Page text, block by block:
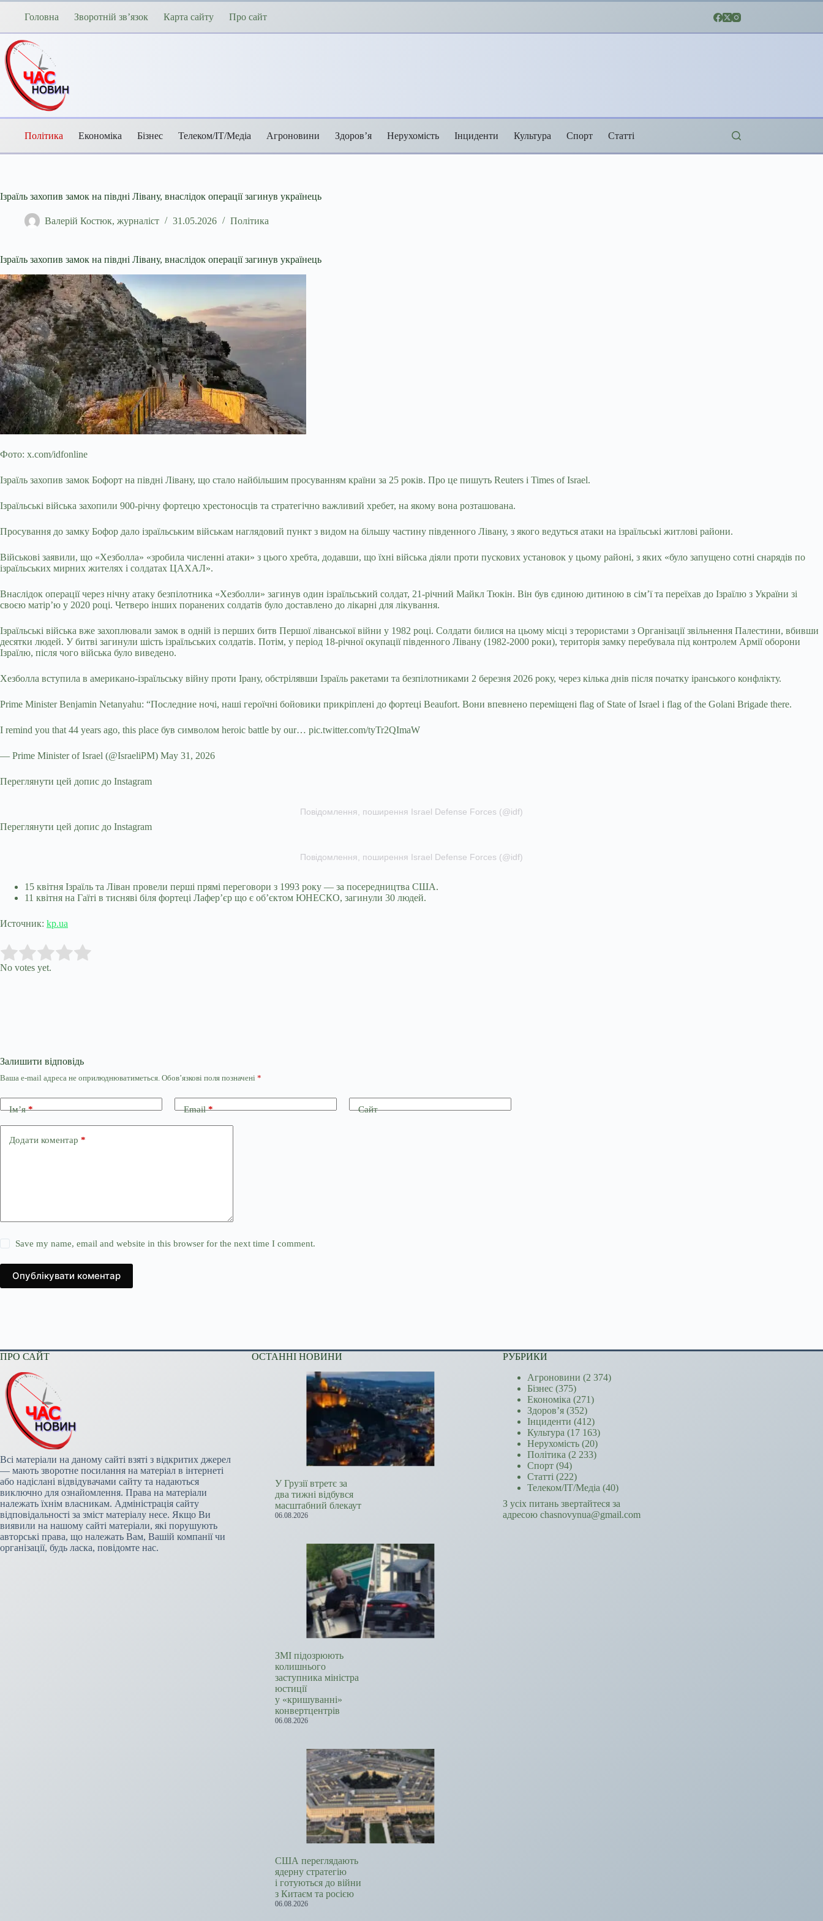
Перейти
Головна Зворотній зв’язок Карта сайту Про сайт
Політика Економіка Бізнес Телеком/ІТ/Медіа Агроновини Здоров’я Нерухомість Інциденти Культура Спорт Статті
Ізраїль захопив замок на півдні Лівану, внаслідок операції загинув українець
Валерій Костюк, журналіст 31.05.2026 Політика
Ізраїль захопив замок на півдні Лівану, внаслідок операції загинув українець
Фото: x.com/idfonline
Ізраїль захопив замок Бофорт на півдні Лівану, що стало найбільшим просуванням країни за 25 років. Про це пишуть Reuters і Times of Israel.
Ізраїльські війська захопили 900-річну фортецю хрестоносців та стратегічно важливий хребет, на якому вона розташована.
Просування до замку Бофор дало ізраїльським військам наглядовий пункт з видом на більшу частину південного Лівану, з якого ведуться атаки на ізраїльські житлові райони.
Військові заявили, що «Хезболла» «зробила численні атаки» з цього хребта, додавши, що їхні війська діяли проти пускових установок у цьому районі, з яких «було запущено сотні снарядів по
ізраїльських мирних жителях і солдатах ЦАХАЛ».
Внаслідок операції через нічну атаку безпілотника «Хезболли» загинув один ізраїльський солдат, 21-річний Майкл Тюкін. Він був єдиною дитиною в сім’ї та переїхав до Ізраїлю з України зі
своєю матір’ю у 2020 році. Четверо інших поранених солдатів було доставлено до лікарні для лікування.
Ізраїльські війська вже захоплювали замок в одній із перших битв Першої ліванської війни у ​​1982 році. Солдати билися на цьому місці з терористами з Організації звільнення Палестини, вбивши
десятки людей. У битві загинули шість ізраїльських солдатів. Потім, у період 18-річної окупації південного Лівану (1982-2000 роки), територія замку перебувала під контролем Армії оборони
Ізраїлю, після чого війська було виведено.
Хезболла вступила в американо-ізраїльську війну проти Ірану, обстрілявши Ізраїль ракетами та безпілотниками 2 березня 2026 року, через кілька днів після початку іранського конфлікту.
Prime Minister Benjamin Netanyahu: “Последние ночі, наші героїчні бойовики прикріплені до фортеці Beaufort. Вони впевнено переміщені flag of State of Israel і flag of the Golani Brigade there.
I remind you that 44 years ago, this place був символом heroic battle by our… pic.twitter.com/tyTr2QImaW
— Prime Minister of Israel (@IsraeliPM) May 31, 2026
Переглянути цей допис до Instagram
Повідомлення, поширення Israel Defense Forces (@idf)
Переглянути цей допис до Instagram
Повідомлення, поширення Israel Defense Forces (@idf)
15 квітня Ізраїль та Ліван провели перші прямі переговори з 1993 року — за посередництва США.
11 квітня на Гаїті в тисняві біля фортеці Лафер’єр що є об’єктом ЮНЕСКО, загинули 30 людей.
Источник: kp.ua
Rate this item:
No votes yet.
Залишити відповідь
Ваша e-mail адреса не оприлюднюватиметься. Обов’язкові поля позначені *
Ім’я* Email* Сайт
Додати коментар *
Save my name, email and website in this browser for the next time I comment.
Опублікувати коментар
ПРО САЙТ
Всі матеріали на даному сайті взяті з відкритих джерел
— мають зворотне посилання на матеріал в інтернеті
або надіслані відвідувачами сайту та надаються
виключно для ознайомлення. Права на матеріали
належать їхнім власникам. Адміністрація сайту
відповідальності за зміст матеріалу несе. Якщо Ви
виявили на нашому сайті матеріали, які порушують
авторські права, що належать Вам, Вашій компанії чи
організації, будь ласка, повідомте нас.
ОСТАННІ НОВИНИ
У Грузії втретє за
два тижні відбувся
масштабний блекаут
06.08.2026
ЗМІ підозрюють
колишнього
заступника міністра
юстиції
у «кришуванні»
конвертцентрів
06.08.2026
США переглядають
ядерну стратегію
і готуються до війни
з Китаєм та росією
06.08.2026
РУБРИКИ
Агроновини (2 374)
Бізнес (375)
Економіка (271)
Здоров’я (352)
Інциденти (412)
Культура (17 163)
Нерухомість (20)
Політика (2 233)
Спорт (94)
Статті (222)
Телеком/ІТ/Медіа (40)
З усіх питань звертайтеся за
адресою chasnovynua@gmail.com